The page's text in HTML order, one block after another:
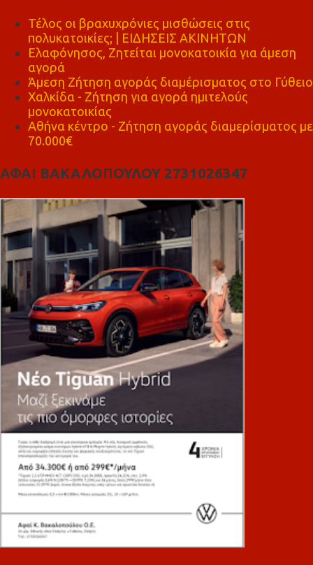
Τέλος οι βραχυχρόνιες μισθώσεις στις
πολυκατοικίες; | ΕΙΔΗΣΕΙΣ ΑΚΙΝΗΤΩΝ
Ελαφόνησος, Ζητείται μονοκατοικία για άμεση
αγορά
Άμεση Ζήτηση αγοράς διαμέρισματος στο Γύθειο
Χαλκίδα - Ζήτηση για αγορά ημιτελούς
μονοκατοικίας
Αθήνα κέντρο - Ζήτηση αγοράς διαμερίσματος με
70.000€
ΑΦΑΙ ΒΑΚΑΛΟΠΟΥΛΟΥ 2731026347